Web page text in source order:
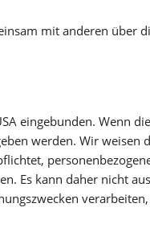
mit anderen über
eingebunden. Wenn
werden. Wir weisen
Es kann daher nicht